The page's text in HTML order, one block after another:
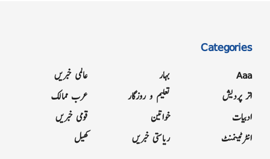
Categories
Aaa
اتر پردیش
ادبیات
انٹرٹینمنٹ
بہار
تعلیم و روزگار
خواتین
ریاستی خبریں
عالمی خبریں
عرب ممالک
قومی خبریں
کھیل